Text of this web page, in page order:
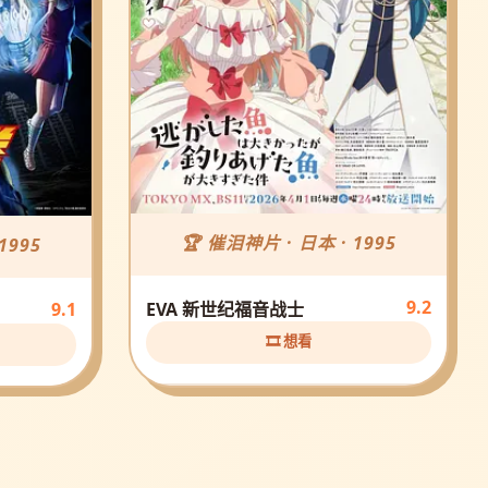
9.1
🏆 催泪神片 · 日本 · 1995
EVA 新世纪福音战士 9.2
🎞️ 想看